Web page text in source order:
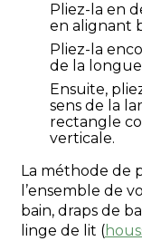
Pliez-la en
en alignant
Pliez-la
de la
Ensuite,
sens de la
rectangle
verticale.
La méthode de
l’ensemble de
bain, draps de
linge de lit (